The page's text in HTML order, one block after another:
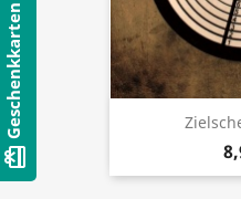
card_giftcard
Geschenkkarten